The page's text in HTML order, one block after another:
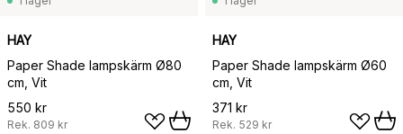
HAY
Paper Shade lampskärm Ø80
cm, Vit
550 kr
Rek. 809 kr
HAY
Paper Shade lampskärm Ø60
cm, Vit
371 kr
Rek. 529 kr